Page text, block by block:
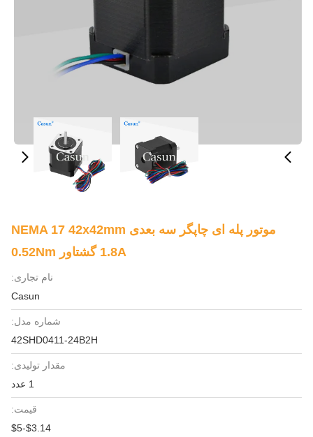
موتور پله ای چاپگر سه بعدی NEMA 17 42x42mm
1.8A گشتاور 0.52Nm
نام تجاری:
Casun
شماره مدل:
42SHD0411-24B2H
مقدار تولیدی:
قیمت:
$3.14-$5